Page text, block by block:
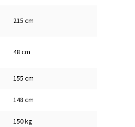
215 cm
48 cm
155 cm
148 cm
150 kg